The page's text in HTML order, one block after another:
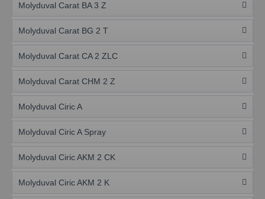
Molyduval Carat BA 3 Z
Molyduval Carat BG 2 T
Molyduval Carat CA 2 ZLC
Molyduval Carat CHM 2 Z
Molyduval Ciric A
Molyduval Ciric A Spray
Molyduval Ciric AKM 2 CK
Molyduval Ciric AKM 2 K